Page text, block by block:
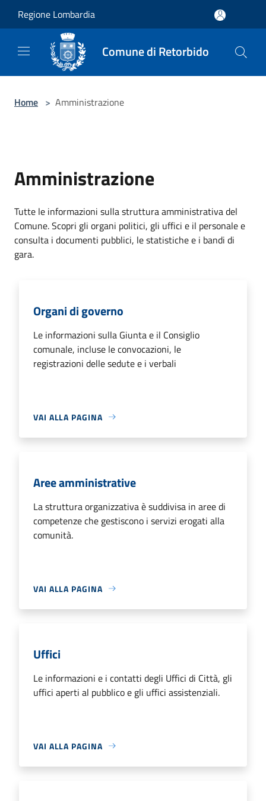
Regione Lombardia
Comune di Retorbido
Home > Amministrazione
Amministrazione
Tutte le informazioni sulla struttura amministrativa del
Comune. Scopri gli organi politici, gli uffici e il personale e
consulta i documenti pubblici, le statistiche e i bandi di
gara.
Organi di governo
Le informazioni sulla Giunta e il Consiglio
comunale, incluse le convocazioni, le
registrazioni delle sedute e i verbali
VAI ALLA PAGINA
Aree amministrative
La struttura organizzativa è suddivisa in aree di
competenze che gestiscono i servizi erogati alla
comunità.
VAI ALLA PAGINA
Uffici
Le informazioni e i contatti degli Uffici di Città, gli
uffici aperti al pubblico e gli uffici assistenziali.
VAI ALLA PAGINA